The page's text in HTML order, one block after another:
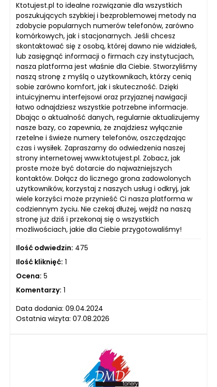
Ktotujest.pl to idealne rozwiązanie dla wszystkich
poszukujących szybkiej i bezproblemowej metody na
zdobycie popularnych numerów telefonów, zarówno
komórkowych, jak i stacjonarnych. Jeśli chcesz
skontaktować się z osobą, której dawno nie widziałeś,
lub zasięgnąć informacji o firmach czy instytucjach,
nasza platforma jest właśnie dla Ciebie. Stworzyliśmy
naszą stronę z myślą o użytkownikach, którzy cenią
sobie zarówno komfort, jak i skuteczność. Dzięki
intuicyjnemu interfejsowi oraz przyjaznej nawigacji
łatwo odnajdziesz wszystkie potrzebne informacje.
Dbając o aktualność danych, regularnie aktualizujemy
nasze bazy, co zapewnia, że znajdziesz wyłącznie
rzetelne i świeże numery telefonów, oszczędzając
czas i wysiłek. Zapraszamy do odwiedzenia naszej
strony internetowej www.ktotujest.pl. Zobacz, jak
proste może być dotarcie do najważniejszych
kontaktów. Dołącz do licznego grona zadowolonych
użytkowników, korzystaj z naszych usług i odkryj, jak
wiele korzyści może przynieść Ci nasza platforma w
codziennym życiu. Nie czekaj dłużej, wejdź na naszą
stronę już dziś i przekonaj się o wszystkich
możliwościach, jakie dla Ciebie przygotowaliśmy!
Ilość odwiedzin: 475
Ilość kliknięć: 1
Ocena: 5
Komentarzy: 1
Data dodania: 09.04.2024
Ostatnia wizyta: 07.08.2026